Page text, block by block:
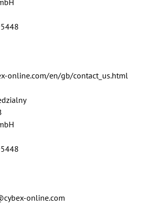
online.com/en/gb/contact_us.html
online.com